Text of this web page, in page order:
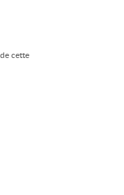
cette